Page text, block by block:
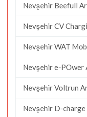
Nevşehir Beefull
Nevşehir CV
Nevşehir WAT
Nevşehir e-POwer
Nevşehir Voltrun
Nevşehir D-charge